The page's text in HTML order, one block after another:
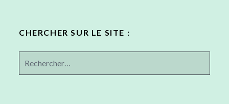
CHERCHER SUR LE SITE :